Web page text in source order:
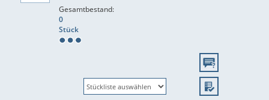
Gesamtbestand:
0
Stück